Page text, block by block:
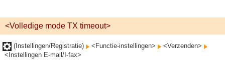
<Volledige mode TX timeout>
(Instellingen/Registratie) <Functie-instellingen>
<Verzenden>
<Instellingen E-mail/I-fax>